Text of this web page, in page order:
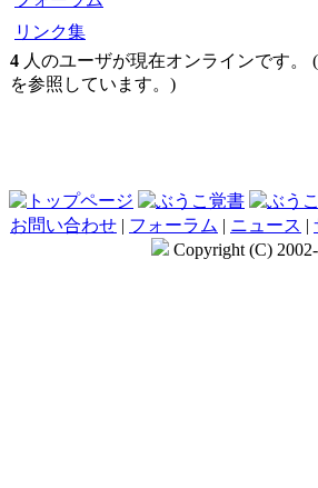
リンク集
4 人のユーザが現在オンラインです。 (
を参照しています。)
お問い合わせ | フォーラム | ニュース |
Copyright (C) 2002-